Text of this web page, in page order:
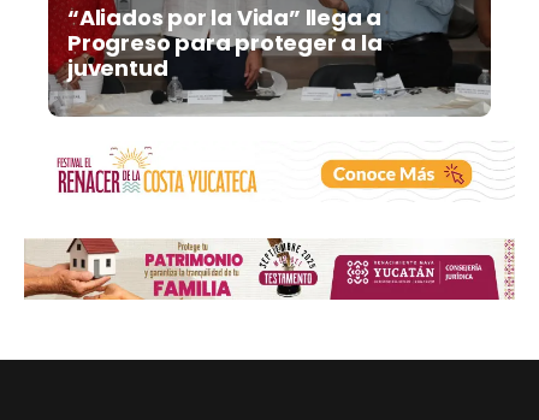
“Aliados por la Vida” llega a
Progreso para proteger a la
juventud